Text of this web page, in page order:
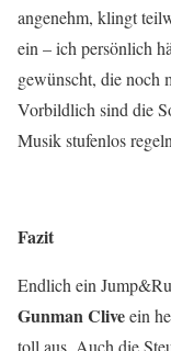
angenehm, klingt
ein – ich persönlich
gewünscht, die noch
Vorbildlich sind die
Musik stufenlos
Fazit
Endlich ein
Gunman Cliveein
toll aus. Auch die